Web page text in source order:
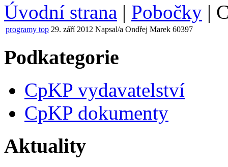
Úvodní strana | Pobočky |
programy top 29. září 2012 Napsal/a Ondřej Marek 60397
Podkategorie
CpKP vydavatelství
CpKP dokumenty
Aktuality